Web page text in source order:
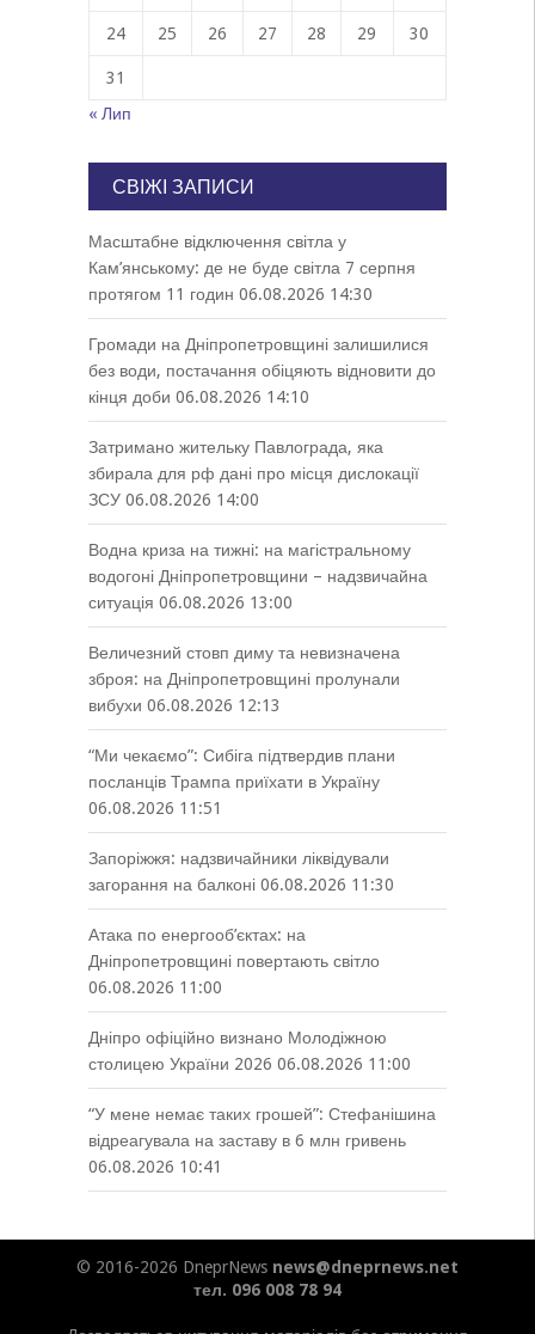
24 25 26 27 28 29 30
31
« Лип
СВІЖІ ЗАПИСИ
Масштабне відключення світла у
Кам’янському: де не буде світла 7 серпня
протягом 11 годин 06.08.2026 14:30
Громади на Дніпропетровщині залишилися
без води, постачання обіцяють відновити до
кінця доби 06.08.2026 14:10
Затримано жительку Павлограда, яка
збирала для рф дані про місця дислокації
ЗСУ 06.08.2026 14:00
Водна криза на тижні: на магістральному
водогоні Дніпропетровщини – надзвичайна
ситуація 06.08.2026 13:00
Величезний стовп диму та невизначена
зброя: на Дніпропетровщині пролунали
вибухи 06.08.2026 12:13
“Ми чекаємо”: Сибіга підтвердив плани
посланців Трампа приїхати в Україну
06.08.2026 11:51
Запоріжжя: надзвичайники ліквідували
загорання на балконі 06.08.2026 11:30
Атака по енергооб’єктах: на
Дніпропетровщині повертають світло
06.08.2026 11:00
Дніпро офіційно визнано Молодіжною
столицею України 2026 06.08.2026 11:00
“У мене немає таких грошей”: Стефанішина
відреагувала на заставу в 6 млн гривень
06.08.2026 10:41
© 2016-2026 DneprNews news@dneprnews.net
тел. 096 008 78 94